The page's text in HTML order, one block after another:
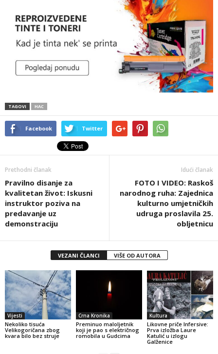
TAGOVI HAC
Facebook Twitter
Prethodni članak
Pravilno disanje za
kvalitetan život: Iskusni
instruktor poziva na
predavanje uz
demonstraciju
Idući članak
FOTO I VIDEO: Raskoš
narodnog ruha: Zajednica
kulturno umjetničkih
udruga proslavila 25.
obljetnicu
VEZANI ČLANCI VIŠE OD AUTORA
Vijesti
Nekoliko tisuća
Velikogoričana zbog
kvara bilo bez struje
Crna Kronika
Preminuo maloljetnik
koji je pao s električnog
romobila u Gudcima
Kultura
Likovne priče Infersive:
Prva izložba Laure
Katulić u izlogu
Galženice